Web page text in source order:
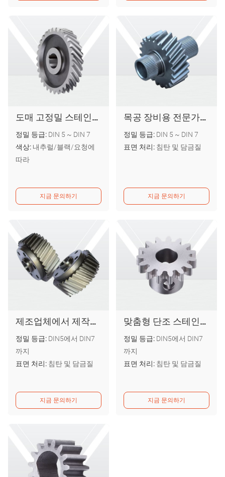
도매 고정밀 스테인리스 스틸 SUS303 304 S45C 헬리컬 인쇄 기어 휠
정밀 등급: DIN 5 ~ DIN 7
색상: 내추럴/블랙/요청에
따라
지금 문의하기
목공 장비용 전문가용 나선형 톱니 목공 소형 기어
정밀 등급: DIN 5 ~ DIN 7
표면 처리: 침탄 및 담금질
지금 문의하기
제조업체에서 제작한 도매 품질의 스테인리스 스틸 베벨 랙 앤 피니언 헬리언 기어
정밀 등급: DIN5에서 DIN7
까지
표면 처리: 침탄 및 담금질
지금 문의하기
맞춤형 단조 스테인리스 스틸 고정밀 피니언 스퍼 기어
정밀 등급: DIN5에서 DIN7
까지
표면 처리: 침탄 및 담금질
지금 문의하기